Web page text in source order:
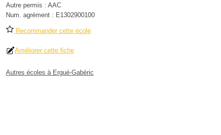
Autre permis : AAC
Num. agrément : E1302900100
Recommander cette école
Améliorer cette fiche
Autres écoles à Ergué-Gabéric